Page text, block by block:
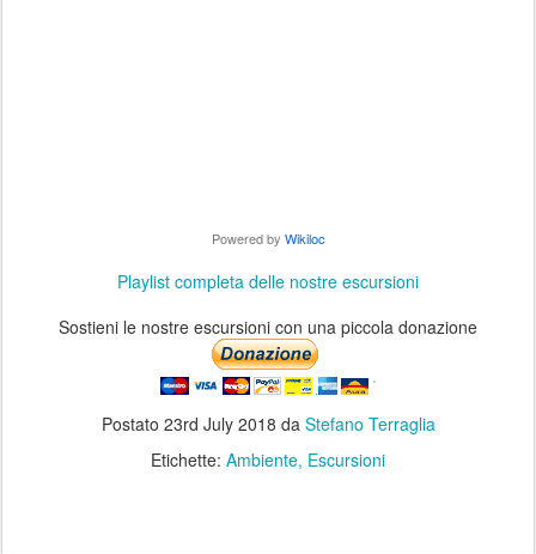
Powered by Wikiloc
Playlist completa delle nostre escursioni
Sostieni le nostre escursioni con una piccola donazione
Postato 23rd July 2018 da Stefano Terraglia
Etichette: Ambiente Escursioni